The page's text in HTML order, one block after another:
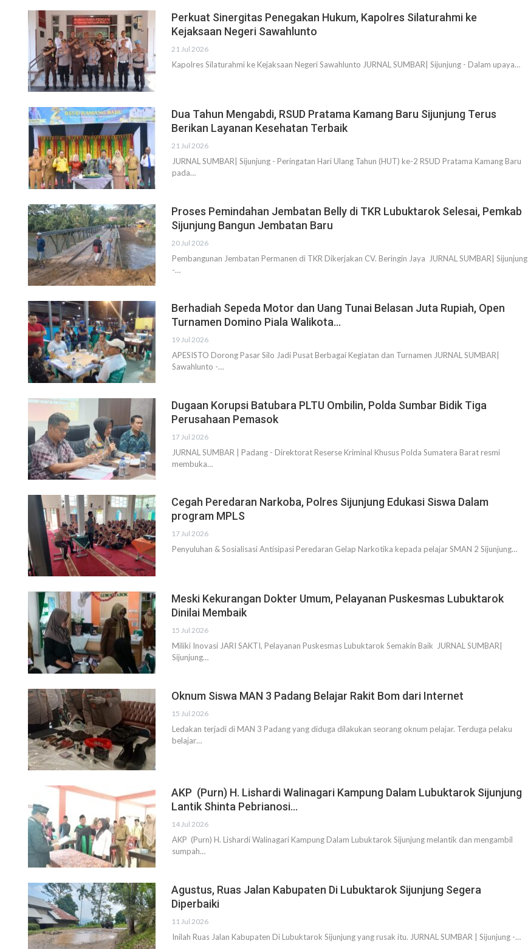
Perkuat Sinergitas Penegakan Hukum, Kapolres Silaturahmi ke
Kejaksaan Negeri Sawahlunto
21 Jul 2026
Kapolres Silaturahmi ke Kejaksaan Negeri Sawahlunto JURNAL SUMBAR| Sijunjung - Dalam upaya…
Dua Tahun Mengabdi, RSUD Pratama Kamang Baru Sijunjung Terus
Berikan Layanan Kesehatan Terbaik
21 Jul 2026
JURNAL SUMBAR| Sijunjung - Peringatan Hari Ulang Tahun (HUT) ke-2 RSUD Pratama Kamang Baru
pada…
Proses Pemindahan Jembatan Belly di TKR Lubuktarok Selesai, Pemkab
Sijunjung Bangun Jembatan Baru
20 Jul 2026
Pembangunan Jembatan Permanen di TKR Dikerjakan CV. Beringin Jaya JURNAL SUMBAR| Sijunjung
-…
Berhadiah Sepeda Motor dan Uang Tunai Belasan Juta Rupiah, Open
Turnamen Domino Piala Walikota…
19 Jul 2026
APESISTO Dorong Pasar Silo Jadi Pusat Berbagai Kegiatan dan Turnamen JURNAL SUMBAR|
Sawahlunto -…
Dugaan Korupsi Batubara PLTU Ombilin, Polda Sumbar Bidik Tiga
Perusahaan Pemasok
17 Jul 2026
JURNAL SUMBAR | Padang - Direktorat Reserse Kriminal Khusus Polda Sumatera Barat resmi
membuka…
Cegah Peredaran Narkoba, Polres Sijunjung Edukasi Siswa Dalam
program MPLS
17 Jul 2026
Penyuluhan & Sosialisasi Antisipasi Peredaran Gelap Narkotika kepada pelajar SMAN 2 Sijunjung…
Meski Kekurangan Dokter Umum, Pelayanan Puskesmas Lubuktarok
Dinilai Membaik
15 Jul 2026
Miliki Inovasi JARI SAKTI, Pelayanan Puskesmas Lubuktarok Semakin Baik JURNAL SUMBAR|
Sijunjung…
Oknum Siswa MAN 3 Padang Belajar Rakit Bom dari Internet
15 Jul 2026
Ledakan terjadi di MAN 3 Padang yang diduga dilakukan seorang oknum pelajar. Terduga pelaku
belajar…
AKP (Purn) H. Lishardi Walinagari Kampung Dalam Lubuktarok Sijunjung
Lantik Shinta Pebrianosi…
14 Jul 2026
AKP (Purn) H. Lishardi Walinagari Kampung Dalam Lubuktarok Sijunjung melantik dan mengambil
sumpah…
Agustus, Ruas Jalan Kabupaten Di Lubuktarok Sijunjung Segera
Diperbaiki
11 Jul 2026
Inilah Ruas Jalan Kabupaten Di Lubuktarok Sijunjung yang rusak itu. JURNAL SUMBAR | Sijunjung -…